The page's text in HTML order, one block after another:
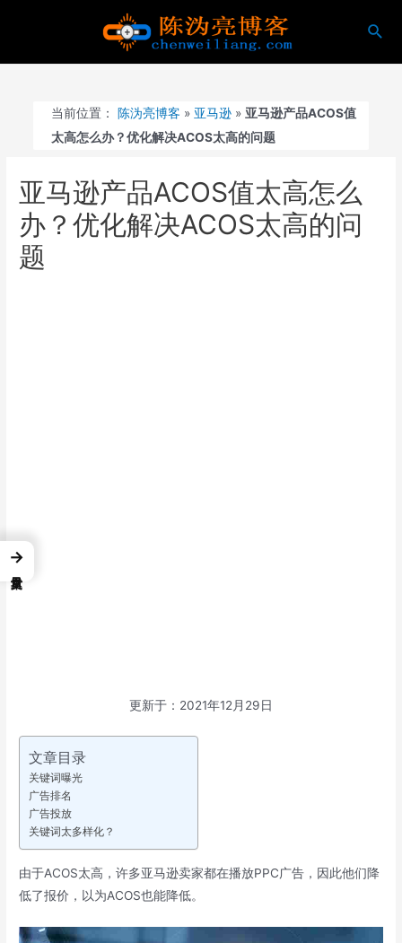
搜
当前位置： 陈沩亮博客 » 亚马逊 »亚马逊产品ACOS值
太高怎么办？优化解决ACOS太高的问题
亚马逊产品ACOS值太高怎么
办？优化解决ACOS太高的问
题
更新于：2021年12月29日
文章目录
关键词曝光
广告排名
广告投放
关键词太多样化？
由于ACOS太高，许多亚马逊卖家都在播放PPC广告，因此他们降
低了报价，以为ACOS也能降低。
→